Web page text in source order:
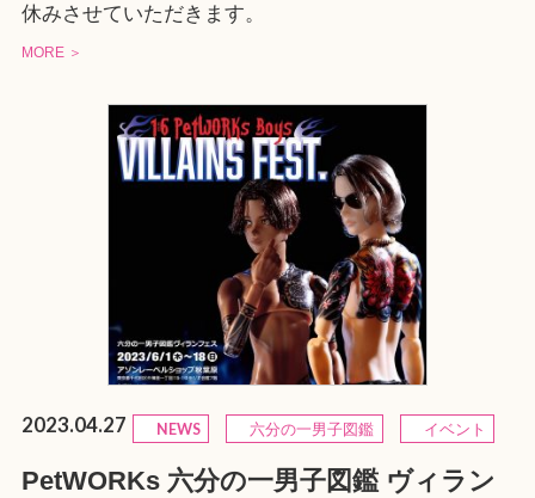
休みさせていただきます。
MORE ＞
2023.04.27 NEWS 六分の一男子図鑑 イベント
PetWORKs 六分の一男子図鑑 ヴィラン